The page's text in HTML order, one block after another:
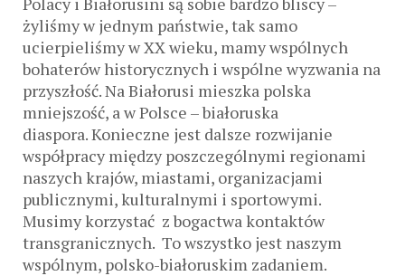
żyliśmy w jednym państwie, tak samo
ucierpieliśmy w XX wieku, mamy wspólnych
bohaterów historycznych i wspólne wyzwania na
przyszłość. Na Białorusi mieszka polska
mniejszość, a w Polsce – białoruska
diaspora. Konieczne jest dalsze rozwijanie
współpracy między poszczególnymi regionami
naszych krajów, miastami, organizacjami
publicznymi, kulturalnymi i sportowymi.
Musimy korzystać z bogactwa kontaktów
transgranicznych. To wszystko jest naszym
wspólnym, polsko-białoruskim zadaniem.